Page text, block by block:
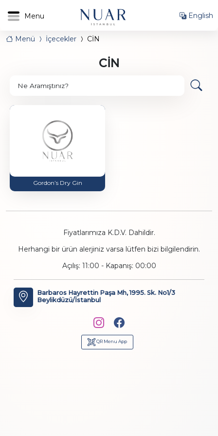
English
Menü İçecekler CİN
CİN
Ne Aramıştınız?
Gordon’s Dry Gin
Fiyatlarımıza K.D.V. Dahildir.
Herhangi bir ürün alerjiniz varsa lütfen bizi bilgilendirin.
Açılış: 11:00 - Kapanış: 00:00
Barbaros Hayrettin Paşa Mh, 1995. Sk. No1/3
Beylikdüzü/İstanbul
QR Menu App